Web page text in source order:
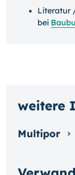
Literatur
bei
weitere
Multipor